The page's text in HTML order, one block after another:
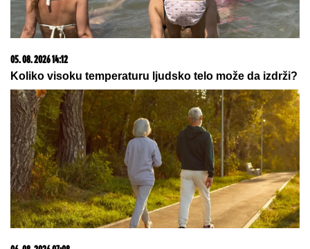
ČEKA DETE SA LJUBAVNICOM
Ana Radulović bez
dlake na jeziku o pevaču koji je ostavio ženu i decu:
"Ježim se od toga"
BIVŠI FUDBALER JE OVAKO
INVESTIRAO ZARAĐENE MILIONE
Kupio staru kuću u Igalu i otvorio